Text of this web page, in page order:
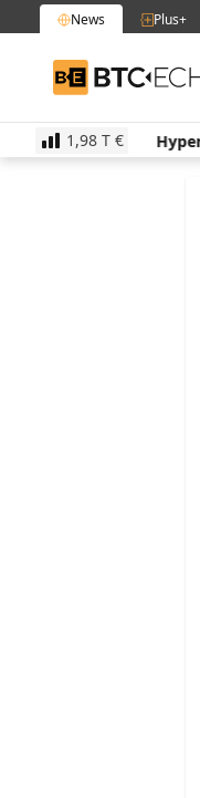
News Plus+
BTC-
1,98 T €
515,07 € 0.40%